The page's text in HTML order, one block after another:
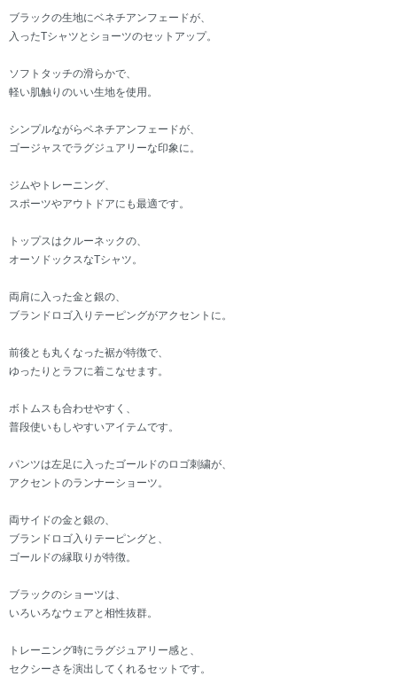
ブラックの生地にベネチアンフェードが、
入ったTシャツとショーツのセットアップ。
ソフトタッチの滑らかで、
軽い肌触りのいい生地を使用。
シンプルながらベネチアンフェードが、
ゴージャスでラグジュアリーな印象に。
ジムやトレーニング、
スポーツやアウトドアにも最適です。
トップスはクルーネックの、
オーソドックスなTシャツ。
両肩に入った金と銀の、
ブランドロゴ入りテーピングがアクセントに。
前後とも丸くなった裾が特徴で、
ゆったりとラフに着こなせます。
ボトムスも合わせやすく、
普段使いもしやすいアイテムです。
パンツは左足に入ったゴールドのロゴ刺繍が、
アクセントのランナーショーツ。
両サイドの金と銀の、
ブランドロゴ入りテーピングと、
ゴールドの縁取りが特徴。
ブラックのショーツは、
いろいろなウェアと相性抜群。
トレーニング時にラグジュアリー感と、
セクシーさを演出してくれるセットです。